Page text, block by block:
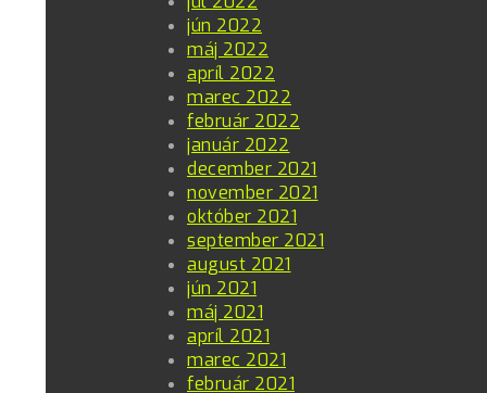
jún 2022
máj 2022
apríl 2022
marec 2022
február 2022
január 2022
december 2021
november 2021
október 2021
september 2021
august 2021
jún 2021
máj 2021
apríl 2021
marec 2021
február 2021